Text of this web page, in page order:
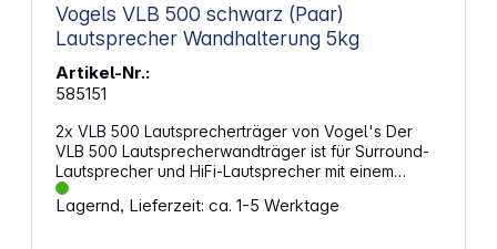
Vogels VLB 500 schwarz (Paar)
Lautsprecher Wandhalterung 5kg
Artikel-Nr.:
585151
2x VLB 500 Lautsprecherträger von Vogel's Der
VLB 500 Lautsprecherwandträger ist für Surround-
Lautsprecher und HiFi-Lautsprecher mit einem
Gewicht bis 5 kg. Dieser Universal-Wandträger
verfügt über eine Neige- und Drehfunktion, um eine
Lagernd, Lieferzeit: ca. 1-5 Werktage